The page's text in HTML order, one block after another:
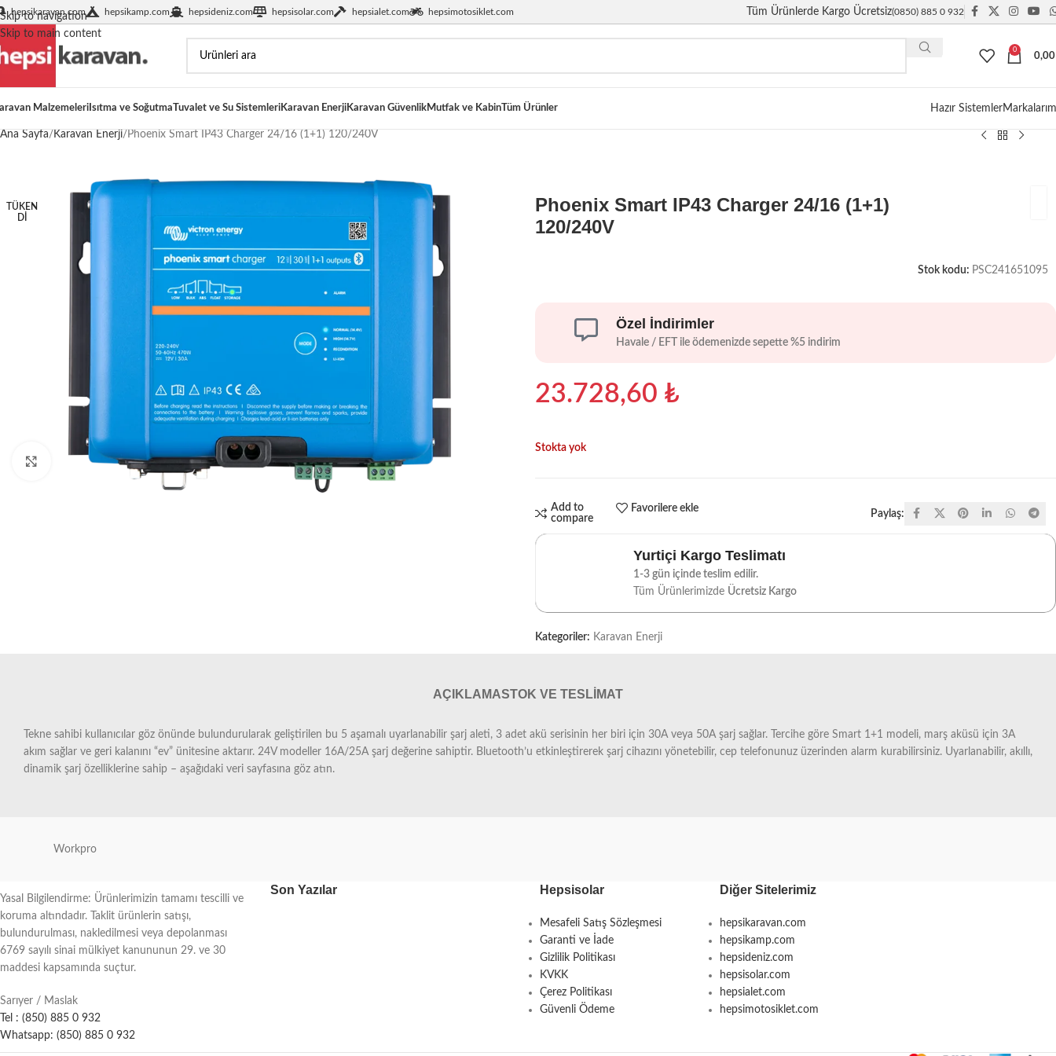
Skip to navigation
Skip to main content
hepsikaravan.com hepsikamp.com hepsideniz.com hepsisolar.com hepsialet.com hepsimotosiklet.com Tüm Ürünlerde Kargo Ücretsiz(0850) 885 0 932
0
Malzemeleri Isıtma ve SoğutmaTuvalet ve Su SistemleriKaravan EnerjiKaravan GüvenlikMutfak ve KabinTüm Ürünler Hazır Sistemler
Ana Sayfa Karavan Enerji Phoenix Smart IP43 Charger 24/16 (1+1) 120/240V
TÜKEN
DI
Büyütmek için tıklayın
Phoenix Smart IP43 Charger 24/16 (1+1)
120/240V
Stok kodu: PSC241651095
Özel İndirimler
Havale / EFT ile ödemenizde sepette %5 indirim
23.728,60 ₺
Stokta yok
Add to
compare
Favorilere ekle
Paylaş:
Yurtiçi Kargo Teslimatı
1-3 gün içinde teslim edilir.
Tüm Ürünlerimizde Ücretsiz Kargo
Kategoriler: Karavan Enerji
AÇIKLAMASTOK VE TESLIMAT
Tekne sahibi kullanıcılar göz önünde bulundurularak geliştirilen bu 5 aşamalı uyarlanabilir şarj aleti, 3 adet akü serisinin her biri için 30A veya 50A şarj sağlar. Tercihe göre Smart 1+1 modeli, marş aküsü için 3A
akım sağlar ve geri kalanını “ev” ünitesine aktarır. 24V modeller 16A/25A şarj değerine sahiptir. Bluetooth’u etkinleştirerek şarj cihazını yönetebilir, cep telefonunuz üzerinden alarm kurabilirsiniz. Uyarlanabilir, akıllı,
dinamik şarj özelliklerine sahip – aşağıdaki veri sayfasına göz atın.
Workpro
Yasal Bilgilendirme: Ürünlerimizin tamamı tescilli ve
koruma altındadır. Taklit ürünlerin satışı,
bulundurulması, nakledilmesi veya depolanması
6769 sayılı sinai mülkiyet kanununun 29. ve 30
maddesi kapsamında suçtur.
Sarıyer / Maslak
Tel : (850) 885 0 932
Whatsapp: (850) 885 0 932
Son Yazılar Hepsisolar
Mesafeli Satış Sözleşmesi
Garanti ve İade
Gizlilik Politikası
KVKK
Çerez Politikası
Güvenli Ödeme
Diğer Sitelerimiz
hepsikaravan.com
hepsikamp.com
hepsideniz.com
hepsisolar.com
hepsialet.com
hepsimotosiklet.com